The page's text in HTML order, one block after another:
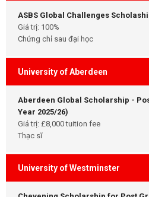
ASBS Global Challenges
Giá trị: 100%
Chứng chỉ sau đại học
University of Aberdeen
Aberdeen Global Scholarship -
Year 2025/26)
Giá trị: £8,000 tuition fee
Thạc sĩ
University of Westminster